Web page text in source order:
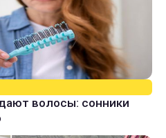
волосы: сонники